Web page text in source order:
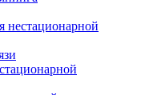
нестационарной